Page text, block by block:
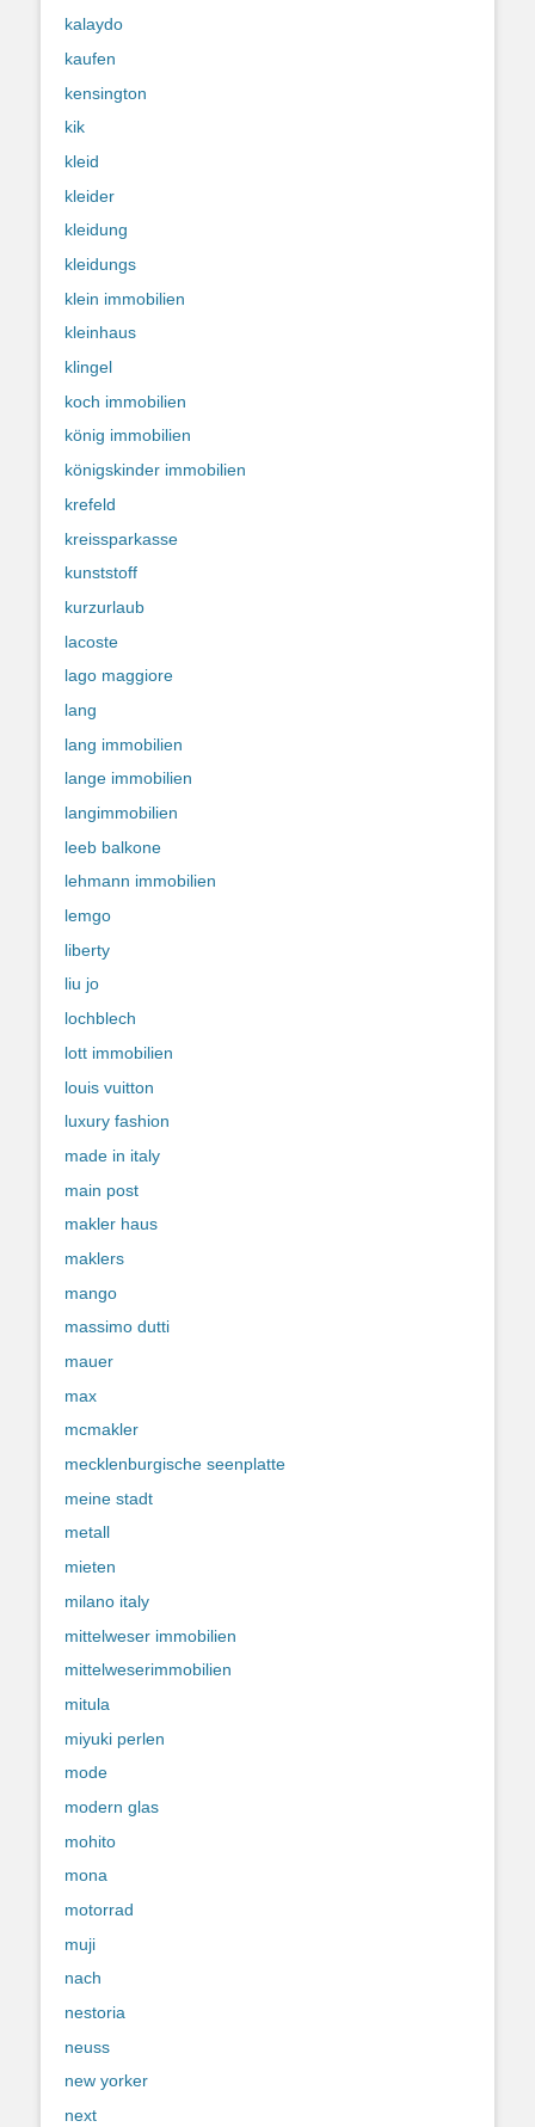
kalaydo
kaufen
kensington
kik
kleid
kleider
kleidung
kleidungs
klein immobilien
kleinhaus
klingel
koch immobilien
könig immobilien
königskinder immobilien
krefeld
kreissparkasse
kunststoff
kurzurlaub
lacoste
lago maggiore
lang
lang immobilien
lange immobilien
langimmobilien
leeb balkone
lehmann immobilien
lemgo
liberty
liu jo
lochblech
lott immobilien
louis vuitton
luxury fashion
made in italy
main post
makler haus
maklers
mango
massimo dutti
mauer
max
mcmakler
mecklenburgische seenplatte
meine stadt
metall
mieten
milano italy
mittelweser immobilien
mittelweserimmobilien
mitula
miyuki perlen
mode
modern glas
mohito
mona
motorrad
muji
nach
nestoria
neuss
new yorker
next